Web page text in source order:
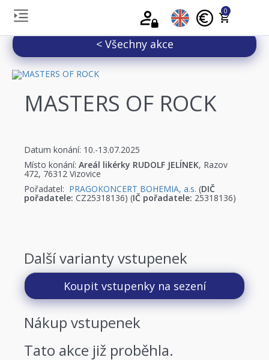
0
< Všechny akce
MASTERS OF ROCK
Datum konání: 10.-13.07.2025
Místo konání: Areál likérky RUDOLF JELÍNEK, Razov
472, 76312 Vizovice
Pořadatel: PRAGOKONCERT BOHEMIA, a.s. (DIČ
pořadatele: CZ25318136) (IČ pořadatele: 25318136)
Další varianty vstupenek
Koupit vstupenky na sezení
Nákup vstupenek
Tato akce již proběhla.